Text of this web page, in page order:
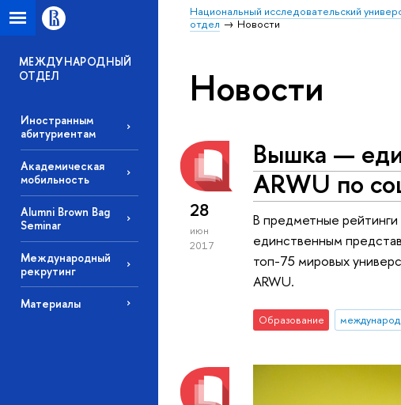
Национальный исследовательский
отдел
Новости
МЕЖДУНАРОДНЫЙ
ОТДЕЛ
Иностранным
абитуриентам
Академическая
мобильность
Alumni Brown Bag
Seminar
Международный
рекрутинг
Материалы
Новости
28
июн
2017
Вышка —
ARWU по
В предметные
единственным
топ-75 мировых
ARWU.
Образование